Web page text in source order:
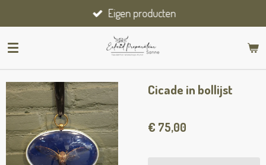
direct
naar
Eigen producten
Cicade in bollijst
€ 75,00